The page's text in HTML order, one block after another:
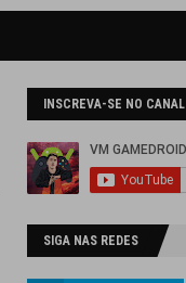
INSCREVA-SE NO CANAL
SIGA NAS REDES